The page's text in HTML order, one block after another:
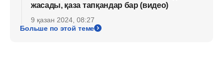
жасады, қаза тапқандар бар (видео)
9 қазан 2024, 08:27
Больше по этой теме